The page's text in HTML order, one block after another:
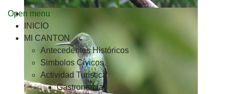
Open menu
INICIO
MI CANTON
Antecedentes Históricos
Simbolos Cívicos
Actividad Turística
Gastronomía